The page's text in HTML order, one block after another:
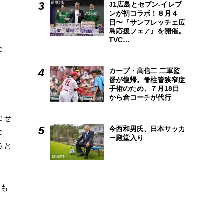
せ
と
J1広島とセブン-イレブ
ンが初コラボ！８月４
日〜『サンフレッチェ広
島応援フェア』を開催。
TVC…
カープ・高信二 二軍監
督が復帰。脊柱管狭窄症
手術のため、７月18日
から倉コーチが代行
今西和男氏、日本サッカ
ー殿堂入り